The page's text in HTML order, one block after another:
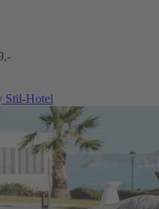
Stil-Hotel